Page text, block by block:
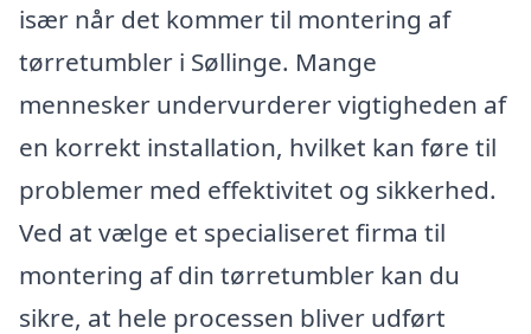
især når det kommer til montering af
tørretumbler i Søllinge. Mange
mennesker undervurderer vigtigheden af
en korrekt installation, hvilket kan føre til
problemer med effektivitet og sikkerhed.
Ved at vælge et specialiseret firma til
montering af din tørretumbler kan du
sikre, at hele processen bliver udført